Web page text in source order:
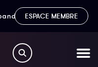
ESPACE MEMBRE